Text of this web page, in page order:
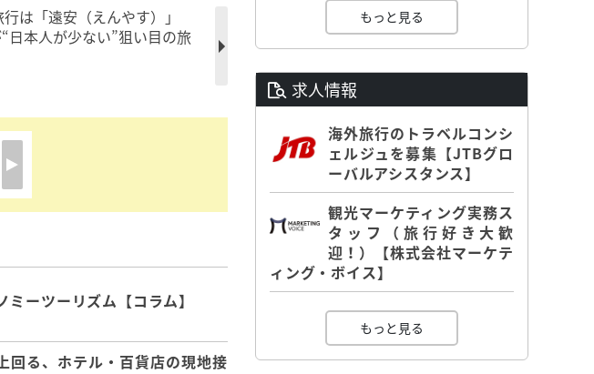
は「遠安（えんやす）」
日本人が少ない”狙い目の旅
ーツーリズム【コラム】
回る、ホテル・百貨店の現地接
もっと見る
求人情報
海外旅行のトラベルコンシ
ェルジュを募集【JTBグロ
ーバルアシスタンス】
観光マーケティング実務ス
タッフ（旅行好き大歓
迎！）【株式会社マーケテ
ィング・ボイス】
もっと見る